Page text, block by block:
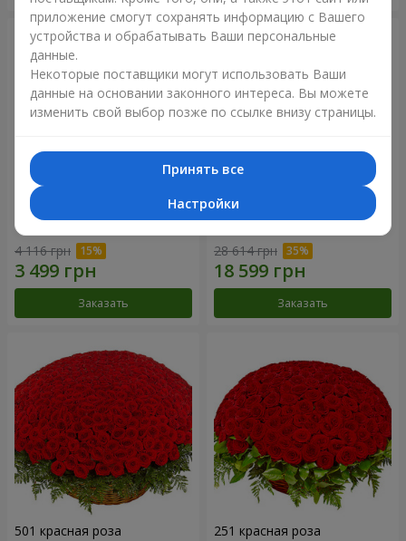
Корзина альстромерий
"Акварель"
4 116 грн
Заказать
301 красная роза
28 614 грн
Заказать
501 красная роза 251 красная роза
приложение смогут сохранять информацию с Вашего
устройства и обрабатывать Ваши персональные
данные.
Некоторые поставщики могут использовать Ваши
данные на основании законного интереса. Вы можете
изменить свой выбор позже по ссылке внизу страницы.
Принять все
Настройки